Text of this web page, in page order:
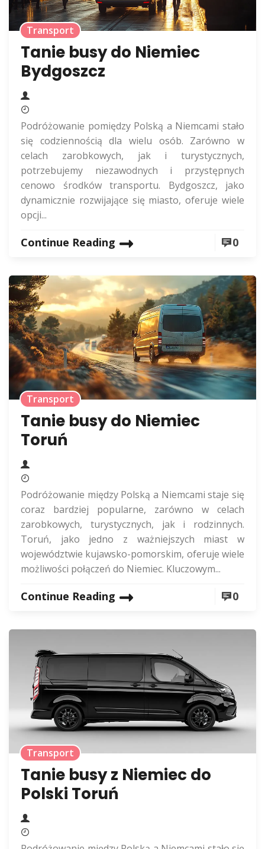
Transport
Tanie busy do Niemiec
Bydgoszcz
Podróżowanie pomiędzy Polską a Niemcami stało
się codziennością dla wielu osób. Zarówno w
celach zarobkowych, jak i turystycznych,
potrzebujemy niezawodnych i przystępnych
cenowo środków transportu. Bydgoszcz, jako
dynamicznie rozwijające się miasto, oferuje wiele
opcji...
Continue Reading 0
Transport
Tanie busy do Niemiec
Toruń
Podróżowanie między Polską a Niemcami staje się
coraz bardziej popularne, zarówno w celach
zarobkowych, turystycznych, jak i rodzinnych.
Toruń, jako jedno z ważniejszych miast w
województwie kujawsko-pomorskim, oferuje wiele
możliwości połączeń do Niemiec. Kluczowym...
Continue Reading 0
Transport
Tanie busy z Niemiec do
Polski Toruń